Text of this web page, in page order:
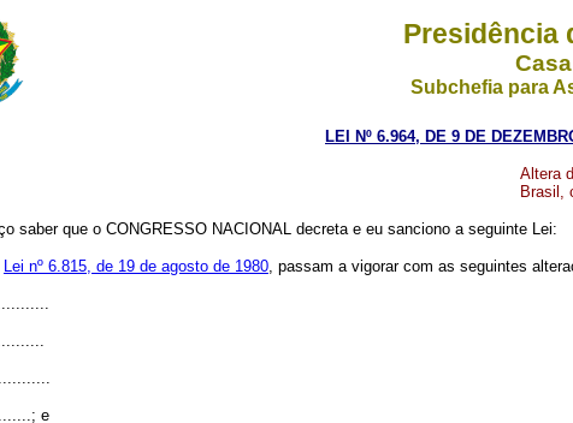
Presidência
Subchefia para
LEI Nº 6.964, DE 9 DE
Altera
Brasil,
saber que o CONGRESSO NACIONAL decreta e eu sanciono a seguinte Lei:
Lei nº 6.815, de 19 de agosto de 1980, passam a vigorar com as seguintes
e